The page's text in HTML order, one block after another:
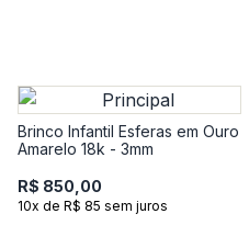
Brinco Infantil Esferas em Ouro
Amarelo 18k - 3mm
R$ 850,00
10x de R$ 85 sem juros